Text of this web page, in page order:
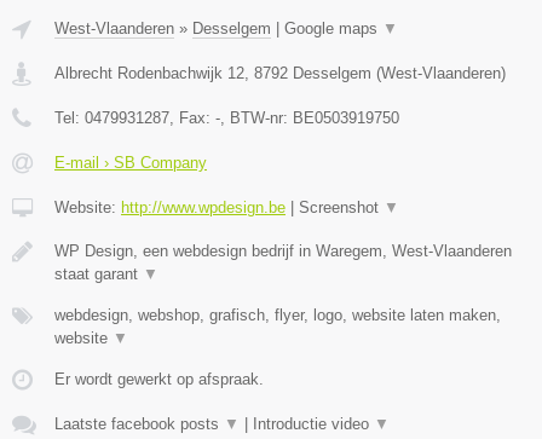
West-Vlaanderen » Desselgem | Google maps ▼
Albrecht Rodenbachwijk 12 8792 Desselgem (West-Vlaanderen)
Tel: 0479931287 , Fax: - , BTW-nr: BE0503919750
E-mail › SB Company
Website: http://www.wpdesign.be | Screenshot ▼
WP Design, een webdesign bedrijf in Waregem, West-Vlaanderen
staat garant ▼
webdesign, webshop, grafisch, flyer, logo, website laten maken,
website ▼
Er wordt gewerkt op afspraak.
Laatste facebook posts ▼ | Introductie video ▼